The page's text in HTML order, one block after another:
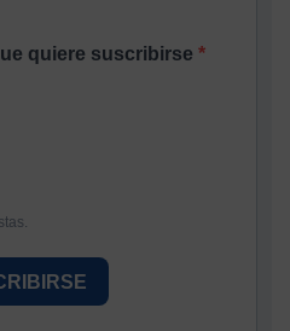
quiere suscribirse